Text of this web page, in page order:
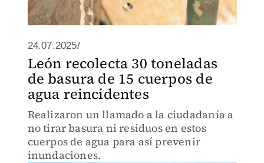
24.07.2025/
León recolecta 30 toneladas
de basura de 15 cuerpos de
agua reincidentes
Realizaron un llamado a la ciudadanía a
no tirar basura ni residuos en estos
cuerpos de agua para así prevenir
inundaciones.